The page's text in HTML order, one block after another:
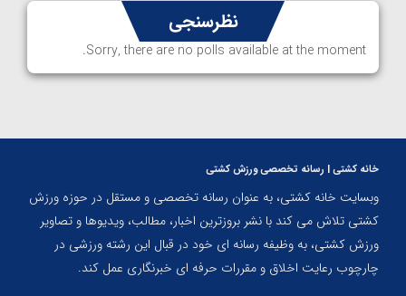
نظرسنجی
Sorry, there are no polls available at the moment.
خانه کشتی | رسانه تخصصی ورزش کشتی
وبسایت خانه کشتی، به عنوان رسانه تخصصی و مستقل در حوزه ورزش
کشتی تلاش می کند با نشر بروزترین اخبار، مطالب، ویدیوها و تصاویر
ورزش کشتی، به وظیفه رسانه ای خود در قبال این رشته ورزشی در
چارچوب رعایت اخلاق و مقررات حرفه ای خبرنگاری عمل کند.